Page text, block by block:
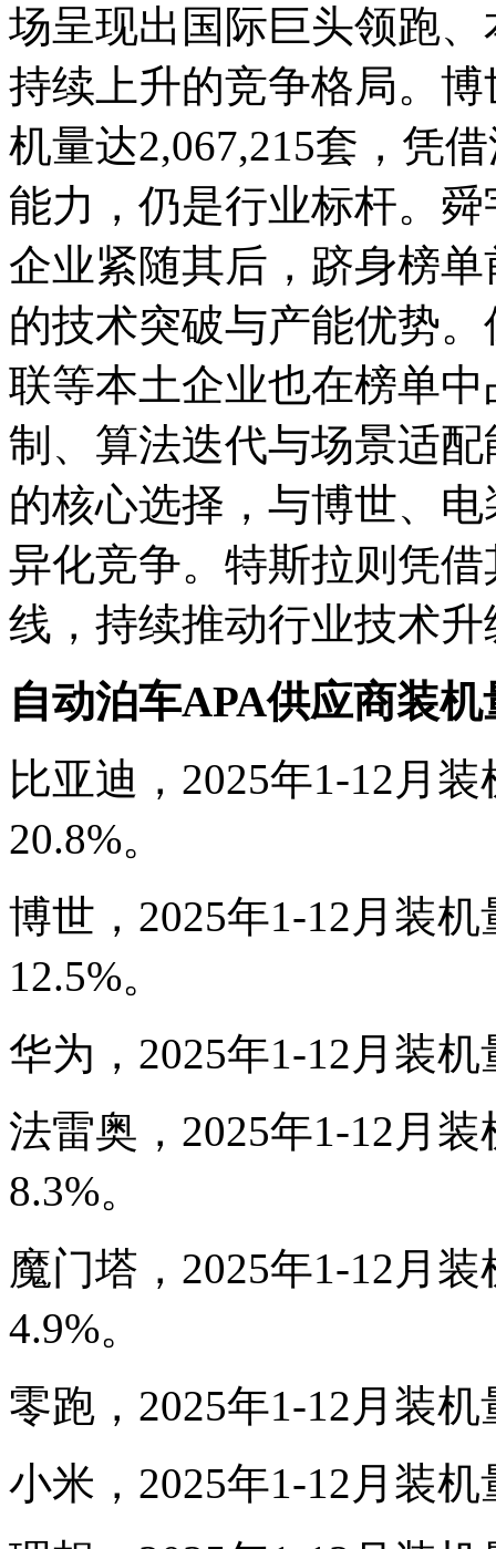
场呈现出国际巨头领跑
持续上升的竞争格局。
机量达2,067,215套，凭
能力，仍是行业标杆。
企业紧随其后，跻身榜
的技术突破与产能优势
联等本土企业也在榜单
制、算法迭代与场景适
的核心选择，与博世、
异化竞争。特斯拉则凭
线，持续推动行业技术升
自动泊车APA供应商装
比亚迪，2025年1-12月
20.8%。
博世，2025年1-12月装
12.5%。
华为，2025年1-12月装
法雷奥，2025年1-12月
8.3%。
魔门塔，2025年1-12月
4.9%。
零跑，2025年1-12月装
小米，2025年1-12月装